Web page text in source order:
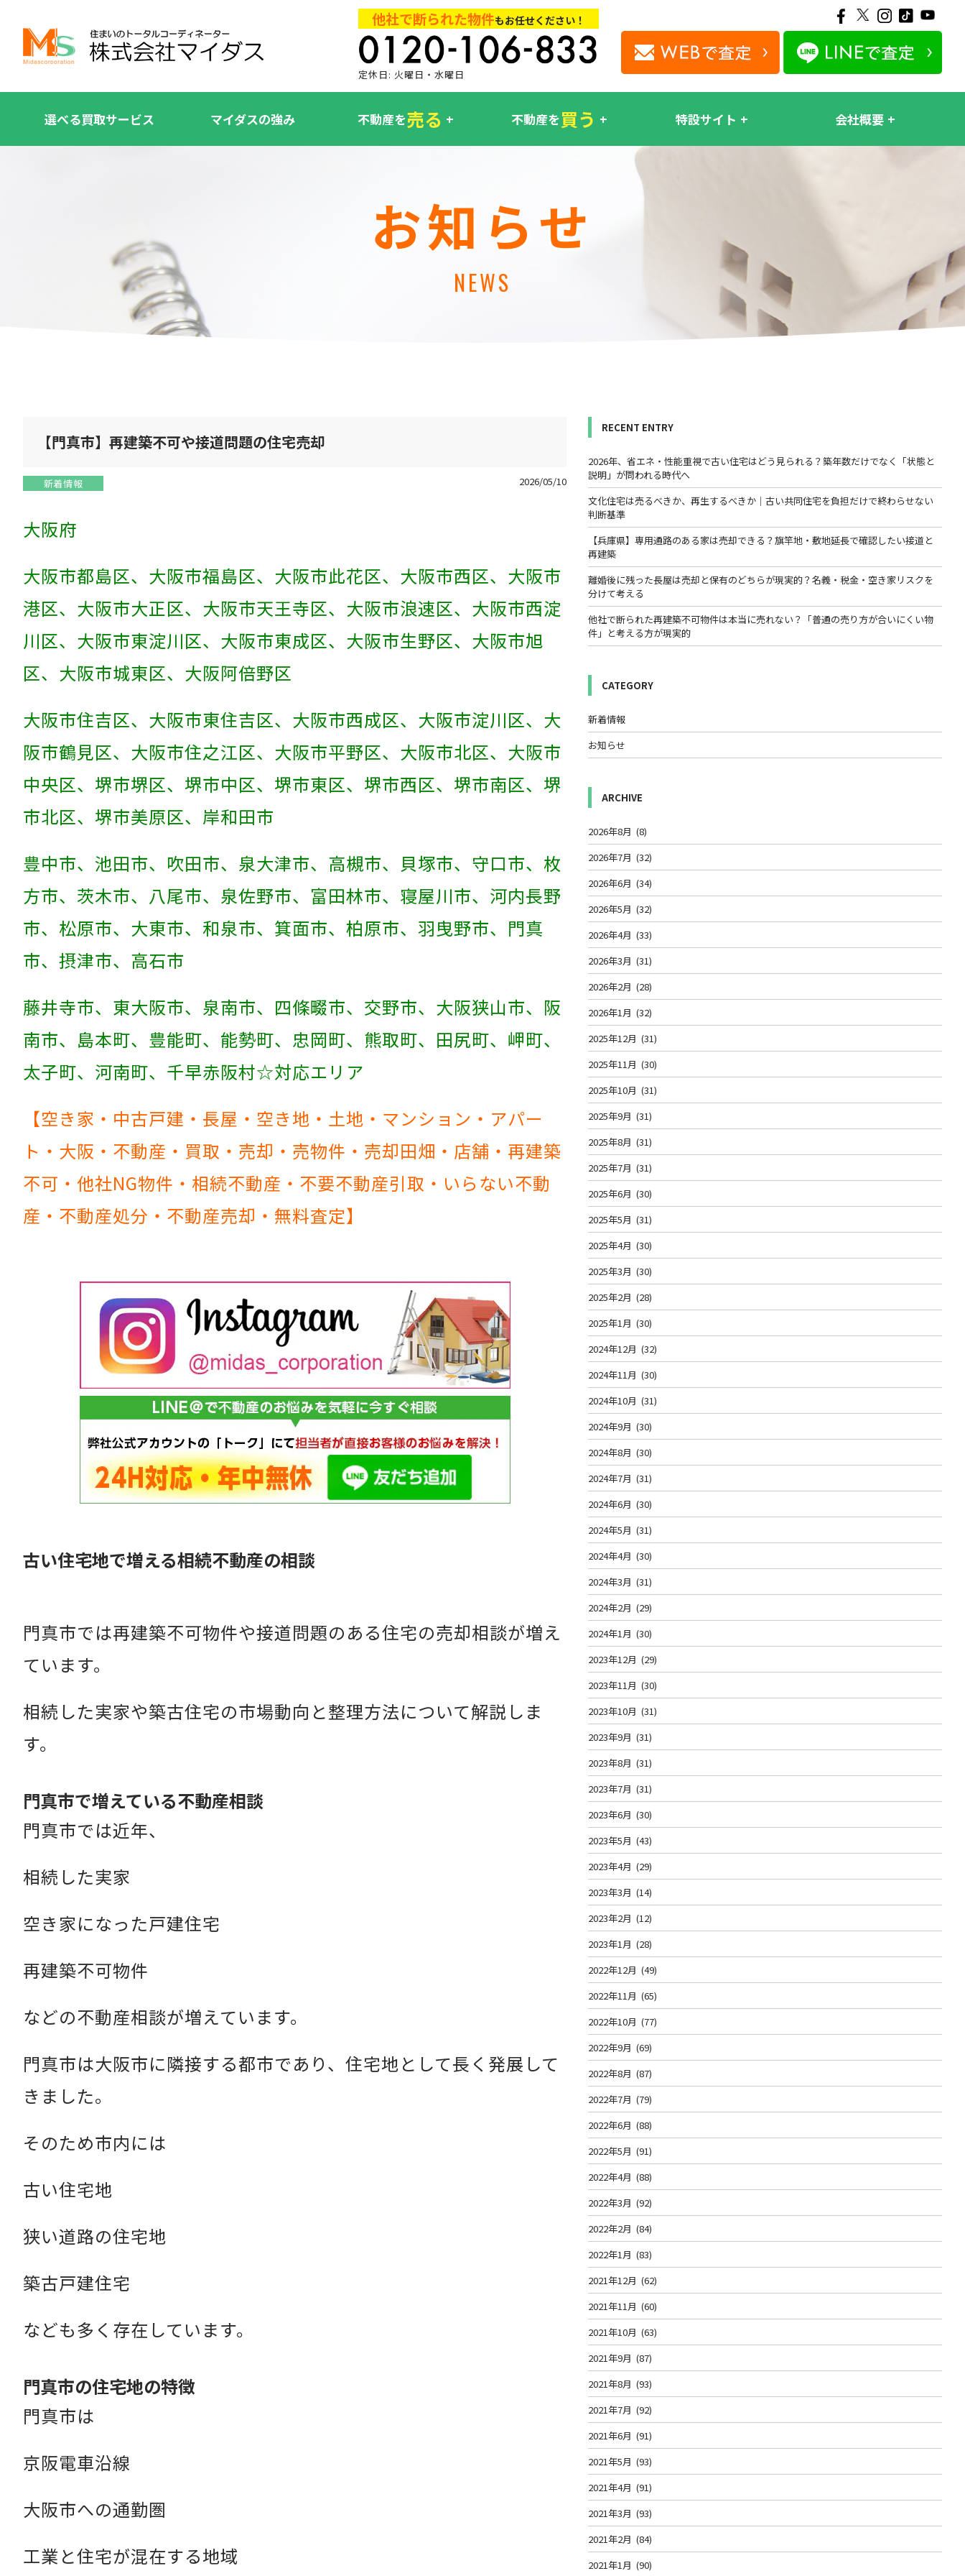
他社で断られた物件もお任せください！
定休日: 火曜日・水曜日
選べる買取サービス マイダスの強み 不動産を売る 不動産を買う 特設サイト 会社概要
お知らせ
NEWS
【門真市】再建築不可や接道問題の住宅売却
新着情報 2026/05/10
大阪府
大阪市都島区、大阪市福島区、大阪市此花区、大阪市西区、大阪市
港区、大阪市大正区、大阪市天王寺区、大阪市浪速区、大阪市西淀
川区、大阪市東淀川区、大阪市東成区、大阪市生野区、大阪市旭
区、大阪市城東区、大阪阿倍野区
大阪市住吉区、大阪市東住吉区、大阪市西成区、大阪市淀川区、大
阪市鶴見区、大阪市住之江区、大阪市平野区、大阪市北区、大阪市
中央区、堺市堺区、堺市中区、堺市東区、堺市西区、堺市南区、堺
市北区、堺市美原区、岸和田市
豊中市、池田市、吹田市、泉大津市、高槻市、貝塚市、守口市、枚
方市、茨木市、八尾市、泉佐野市、富田林市、寝屋川市、河内長野
市、松原市、大東市、和泉市、箕面市、柏原市、羽曳野市、門真
市、摂津市、高石市
藤井寺市、東大阪市、泉南市、四條畷市、交野市、大阪狭山市、阪
南市、島本町、豊能町、能勢町、忠岡町、熊取町、田尻町、岬町、
太子町、河南町、千早赤阪村☆対応エリア
【空き家・中古戸建・長屋・空き地・土地・マンション・アパー
ト・大阪・不動産・買取・売却・売物件・売却田畑・店舗・再建築
不可・他社NG物件・相続不動産・不要不動産引取・いらない不動
産・不動産処分・不動産売却・無料査定】
古い住宅地で増える相続不動産の相談
門真市では再建築不可物件や接道問題のある住宅の売却相談が増え
ています。
相続した実家や築古住宅の市場動向と整理方法について解説しま
す。
門真市で増えている不動産相談
門真市では近年、
相続した実家
空き家になった戸建住宅
再建築不可物件
などの不動産相談が増えています。
門真市は大阪市に隣接する都市であり、 住宅地として長く発展して
きました。
そのため市内には
古い住宅地
狭い道路の住宅地
築古戸建住宅
なども多く存在しています。
門真市の住宅地の特徴
門真市は
京阪電車沿線
大阪市への通勤圏
工業と住宅が混在する地域
RECENT ENTRY
2026年、省エネ・性能重視で古い住宅はどう見られる？築年数だけでなく「状態と
説明」が問われる時代へ
文化住宅は売るべきか、再生するべきか｜古い共同住宅を負担だけで終わらせない
判断基準
【兵庫県】専用通路のある家は売却できる？旗竿地・敷地延長で確認したい接道と
再建築
離婚後に残った長屋は売却と保有のどちらが現実的？名義・税金・空き家リスクを
分けて考える
他社で断られた再建築不可物件は本当に売れない？「普通の売り方が合いにくい物
件」と考える方が現実的
CATEGORY
新着情報
お知らせ
ARCHIVE
2026年8月 (8)
2026年7月 (32)
2026年6月 (34)
2026年5月 (32)
2026年4月 (33)
2026年3月 (31)
2026年2月 (28)
2026年1月 (32)
2025年12月 (31)
2025年11月 (30)
2025年10月 (31)
2025年9月 (31)
2025年8月 (31)
2025年7月 (31)
2025年6月 (30)
2025年5月 (31)
2025年4月 (30)
2025年3月 (30)
2025年2月 (28)
2025年1月 (30)
2024年12月 (32)
2024年11月 (30)
2024年10月 (31)
2024年9月 (30)
2024年8月 (30)
2024年7月 (31)
2024年6月 (30)
2024年5月 (31)
2024年4月 (30)
2024年3月 (31)
2024年2月 (29)
2024年1月 (30)
2023年12月 (29)
2023年11月 (30)
2023年10月 (31)
2023年9月 (31)
2023年8月 (31)
2023年7月 (31)
2023年6月 (30)
2023年5月 (43)
2023年4月 (29)
2023年3月 (14)
2023年2月 (12)
2023年1月 (28)
2022年12月 (49)
2022年11月 (65)
2022年10月 (77)
2022年9月 (69)
2022年8月 (87)
2022年7月 (79)
2022年6月 (88)
2022年5月 (91)
2022年4月 (88)
2022年3月 (92)
2022年2月 (84)
2022年1月 (83)
2021年12月 (62)
2021年11月 (60)
2021年10月 (63)
2021年9月 (87)
2021年8月 (93)
2021年7月 (92)
2021年6月 (91)
2021年5月 (93)
2021年4月 (91)
2021年3月 (93)
2021年2月 (84)
2021年1月 (90)